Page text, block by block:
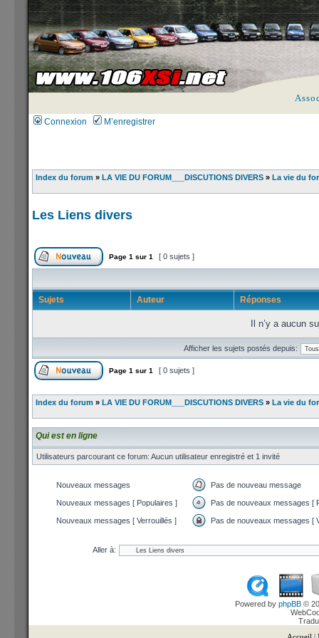
Connexion M’enregistrer
Index du forum » LA VIE DU FORUM___DISCUTIONS DIVERS » La vie du
Les Liens divers
Page 1 sur 1 [ 0 sujets ]
Sujets Auteur Réponses
Il n’y a aucun
Afficher les sujets postés depuis:
Page 1 sur 1 [ 0 sujets ]
Index du forum » LA VIE DU FORUM___DISCUTIONS DIVERS » La vie du
Qui est en ligne
Utilisateurs parcourant ce forum: Aucun utilisateur enregistré et 1 invité
Nouveaux messages Pas de nouveau message
Nouveaux messages [ Populaires ] Pas de nouveaux messages [
Nouveaux messages [ Verrouillés ] Pas de nouveaux messages [
Aller à:
Powered by phpBB ©